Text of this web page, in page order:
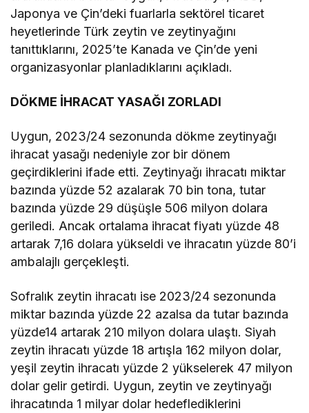
Japonya ve Çin’deki fuarlarla sektörel ticaret
heyetlerinde Türk zeytin ve zeytinyağını
tanıttıklarını, 2025’te Kanada ve Çin’de yeni
organizasyonlar planladıklarını açıkladı.
DÖKME İHRACAT YASAĞI ZORLADI
Uygun, 2023/24 sezonunda dökme zeytinyağı
ihracat yasağı nedeniyle zor bir dönem
geçirdiklerini ifade etti. Zeytinyağı ihracatı miktar
bazında yüzde 52 azalarak 70 bin tona, tutar
bazında yüzde 29 düşüşle 506 milyon dolara
geriledi. Ancak ortalama ihracat fiyatı yüzde 48
artarak 7,16 dolara yükseldi ve ihracatın yüzde 80’i
ambalajlı gerçekleşti.
Sofralık zeytin ihracatı ise 2023/24 sezonunda
miktar bazında yüzde 22 azalsa da tutar bazında
yüzde14 artarak 210 milyon dolara ulaştı. Siyah
zeytin ihracatı yüzde 18 artışla 162 milyon dolar,
yeşil zeytin ihracatı yüzde 2 yükselerek 47 milyon
dolar gelir getirdi. Uygun, zeytin ve zeytinyağı
ihracatında 1 milyar dolar hedeflediklerini